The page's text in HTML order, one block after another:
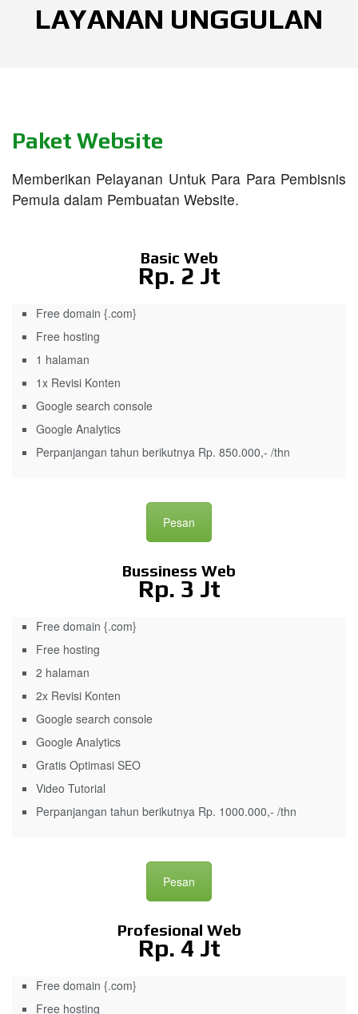
LAYANAN UNGGULAN
Paket Website
Memberikan Pelayanan Untuk Para Para Pembisnis
Pemula dalam Pembuatan Website.
Basic Web
Rp. 2 Jt
Free domain {.com}
Free hosting
1 halaman
1x Revisi Konten
Google search console
Google Analytics
Perpanjangan tahun berikutnya Rp. 850.000,- /thn
Pesan
Bussiness Web
Rp. 3 Jt
Free domain {.com}
Free hosting
2 halaman
2x Revisi Konten
Google search console
Google Analytics
Gratis Optimasi SEO
Video Tutorial
Perpanjangan tahun berikutnya Rp. 1000.000,- /thn
Pesan
Profesional Web
Rp. 4 Jt
Free domain {.com}
Free hosting